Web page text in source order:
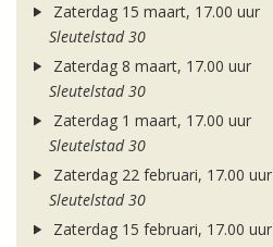
Zaterdag 15 maart, 17.00 uur
Sleutelstad 30
Zaterdag 8 maart, 17.00 uur
Sleutelstad 30
Zaterdag 1 maart, 17.00 uur
Sleutelstad 30
Zaterdag 22 februari, 17.00 uur
Sleutelstad 30
Zaterdag 15 februari, 17.00 uur